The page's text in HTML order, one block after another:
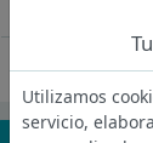
Utilizamos
servicio,